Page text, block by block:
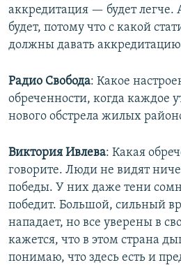
аккредитация — будет
будет, потому что с какой
должны давать
Радио Свобода: ​Какое
обреченности, когда каждое
нового обстрела жилых
Виктория Ивлева: Какая
говорите. Люди не видят
победы. У них даже тени
победит. Большой, сильный
нападает, но все уверены в
кажется, что в этом страна
понимаю, что здесь есть и